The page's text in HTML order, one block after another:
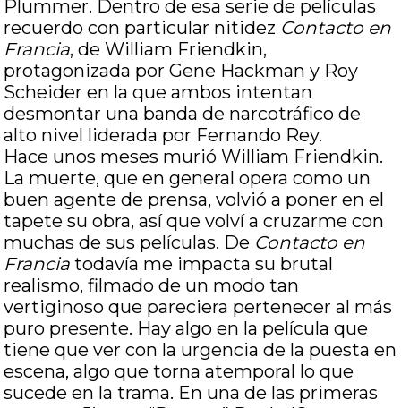
Plummer. Dentro de esa serie de películas
recuerdo con particular nitidez Contacto en
Francia, de William Friendkin,
protagonizada por Gene Hackman y Roy
Scheider en la que ambos intentan
desmontar una banda de narcotráfico de
alto nivel liderada por Fernando Rey.
Hace unos meses murió William Friendkin.
La muerte, que en general opera como un
buen agente de prensa, volvió a poner en el
tapete su obra, así que volví a cruzarme con
muchas de sus películas. De Contacto en
Francia todavía me impacta su brutal
realismo, filmado de un modo tan
vertiginoso que pareciera pertenecer al más
puro presente. Hay algo en la película que
tiene que ver con la urgencia de la puesta en
escena, algo que torna atemporal lo que
sucede en la trama. En una de las primeras